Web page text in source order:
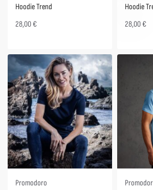
Hoodie Trend
28,00 €
Hoodie
28,00 €
Promodoro